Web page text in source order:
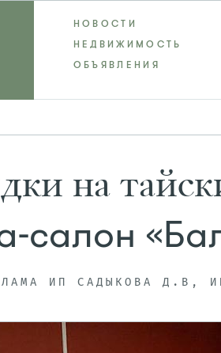
НОВОСТИ
НЕДВИЖИМОСТЬ
ОБЪЯВЛЕНИЯ
на
салон
ИП САДЫКОВА Д.В,